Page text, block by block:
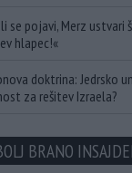
se pojavi, Merz ustvari
hlapec!«
doktrina: Jedrsko
za rešitev Izraela?
BRANO